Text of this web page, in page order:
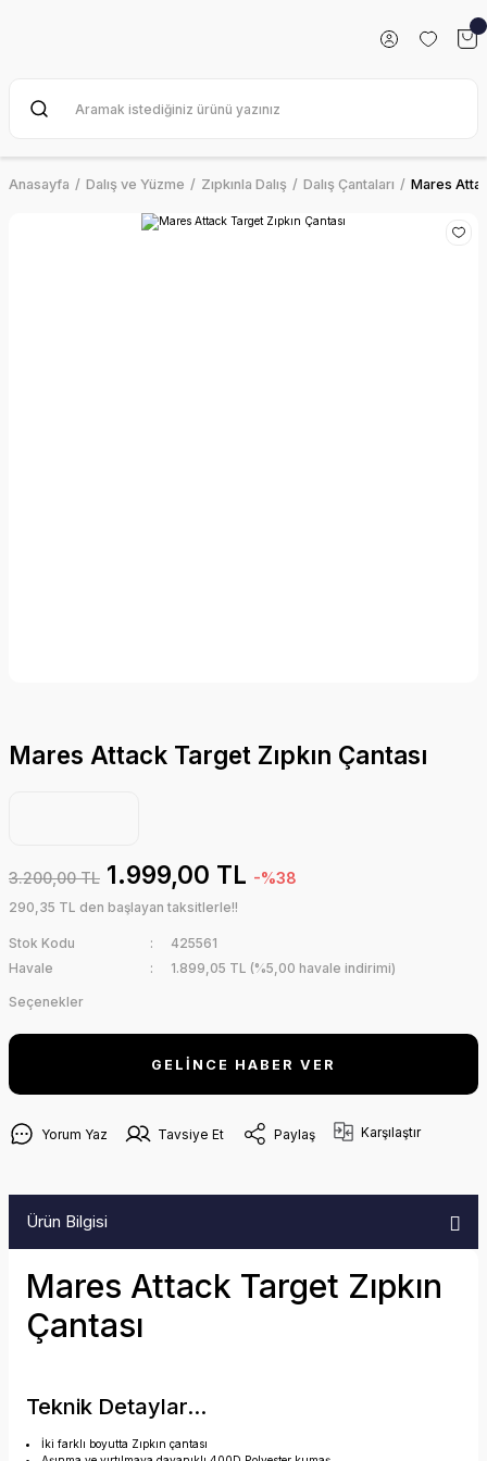
Anasayfa Dalış ve Yüzme Zıpkınla Dalış Dalış Çantaları Mares
Mares Attack Target Zıpkın Çantası
3.200,00 TL 1.999,00 TL -%38
290,35 TL den başlayan taksitlerle!!
Stok Kodu
425561
Havale
1.899,05 TL (%5,00 havale indirimi)
Seçenekler
GELİNCE HABER VER
Yorum Yaz Tavsiye Et Paylaş Karşılaştır
Ürün Bilgisi
Mares Attack Target Zıpkın
Çantası
Teknik Detaylar...
İki farklı boyutta Zıpkın çantası